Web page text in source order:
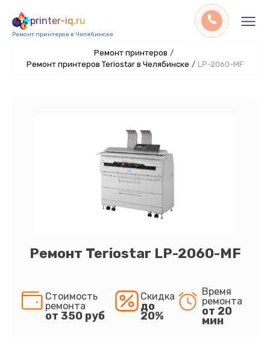
printer-iq.ru
Ремонт принтеров в Челябинске
Ремонт принтеров /
Ремонт принтеров Teriostar в Челябинске / LP-2060-MF
Ремонт Teriostar LP-2060-MF
Стоимость
ремонта
от 350 руб
Скидка
до
20%
Время
ремонта
от 20
мин